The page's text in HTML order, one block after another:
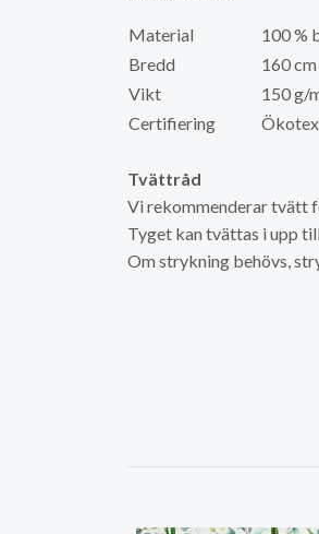
Material
100 %
Bredd
160 cm
Vikt
150 g/
Certifiering
Tvättråd
Vi rekommenderar tvätt
Tyget kan tvättas i upp
Om strykning behövs,